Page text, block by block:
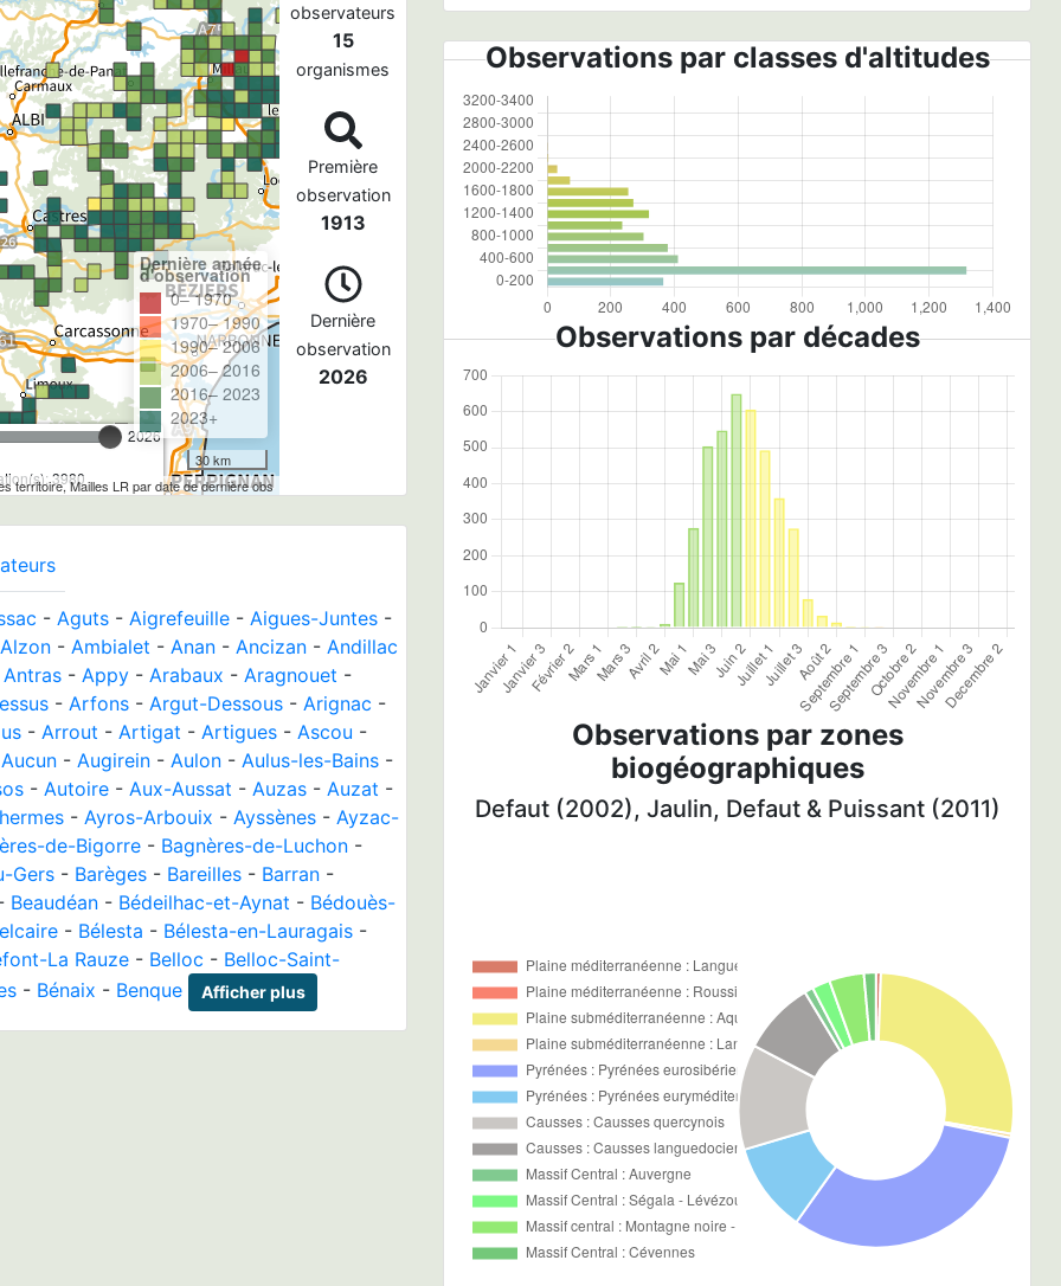
2026
3980
Dernière année
d'observation
0– 1970
1970– 1990
1990– 2006
2006– 2016
2016– 2023
2023+
30 km
territoire, Mailles LR par date de dernière obs
observateurs
15
organismes
Première
observation
1913
Dernière
observation
2026
- Aguts - Aigrefeuille - Aigues-Juntes -
Alzon - Ambialet - Anan - Ancizan - Andillac
Antras - Appy - Arabaux - Aragnouet -
- Arfons - Argut-Dessous - Arignac -
- Arrout - Artigat - Artigues - Ascou -
Aucun - Augirein - Aulon - Aulus-les-Bains -
- Autoire - Aux-Aussat - Auzas - Auzat -
- Ayros-Arbouix - Ayssènes - Ayzac-
de-Bigorre - Bagnères-de-Luchon -
Gers - Barèges - Bareilles - Barran -
Beaudéan - Bédeilhac-et-Aynat - Bédouès-
- Bélesta - Bélesta-en-Lauragais -
La Rauze - Belloc - Belloc-Saint-
- Bénaix - Benque Afficher plus
Observations par classes d'altitudes
Observations par décades
Observations par zones
biogéographiques
Defaut (2002), Jaulin, Defaut & Puissant (2011)